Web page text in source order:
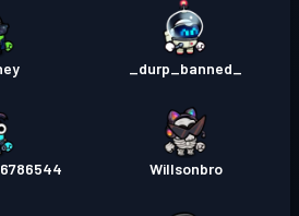
_durp_banned_
Willsonbro